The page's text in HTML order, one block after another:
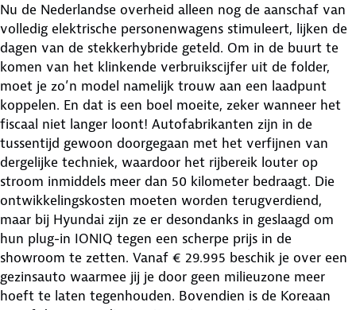
Nu de Nederlandse overheid alleen nog de aanschaf van
volledig elektrische personenwagens stimuleert, lijken de
dagen van de stekkerhybride geteld. Om in de buurt te
komen van het klinkende verbruikscijfer uit de folder,
moet je zo’n model namelijk trouw aan een laadpunt
koppelen. En dat is een boel moeite, zeker wanneer het
fiscaal niet langer loont! Autofabrikanten zijn in de
tussentijd gewoon doorgegaan met het verfijnen van
dergelijke techniek, waardoor het rijbereik louter op
stroom inmiddels meer dan 50 kilometer bedraagt. Die
ontwikkelingskosten moeten worden terugverdiend,
maar bij Hyundai zijn ze er desondanks in geslaagd om
hun plug-in IONIQ tegen een scherpe prijs in de
showroom te zetten. Vanaf € 29.995 beschik je over een
gezinsauto waarmee jij je door geen milieuzone meer
hoeft te laten tegenhouden. Bovendien is de Koreaan